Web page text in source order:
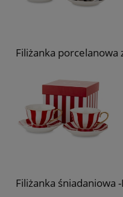
Filiżanka
Filiżanka śniadaniowa